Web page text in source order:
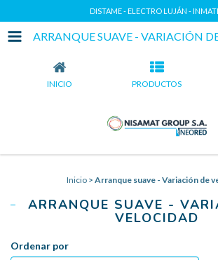
DISTAME - ELECTRO LUJÁN -
INICIO PRODUCTOS
Inicio > Arranque suave - Variación de
ARRANQUE SUAVE -
VELOCIDAD
Ordenar por